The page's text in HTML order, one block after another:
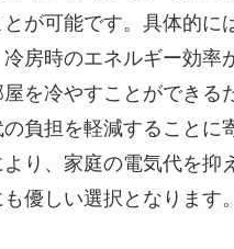
が可能です。具体的に
房時のエネルギー効率
を冷やすことができる
負担を軽減することに
り、家庭の電気代を抑
優しい選択となります。